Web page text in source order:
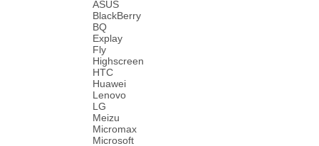
ASUS
BlackBerry
BQ
Explay
Fly
Highscreen
HTC
Huawei
Lenovo
LG
Meizu
Micromax
Microsoft